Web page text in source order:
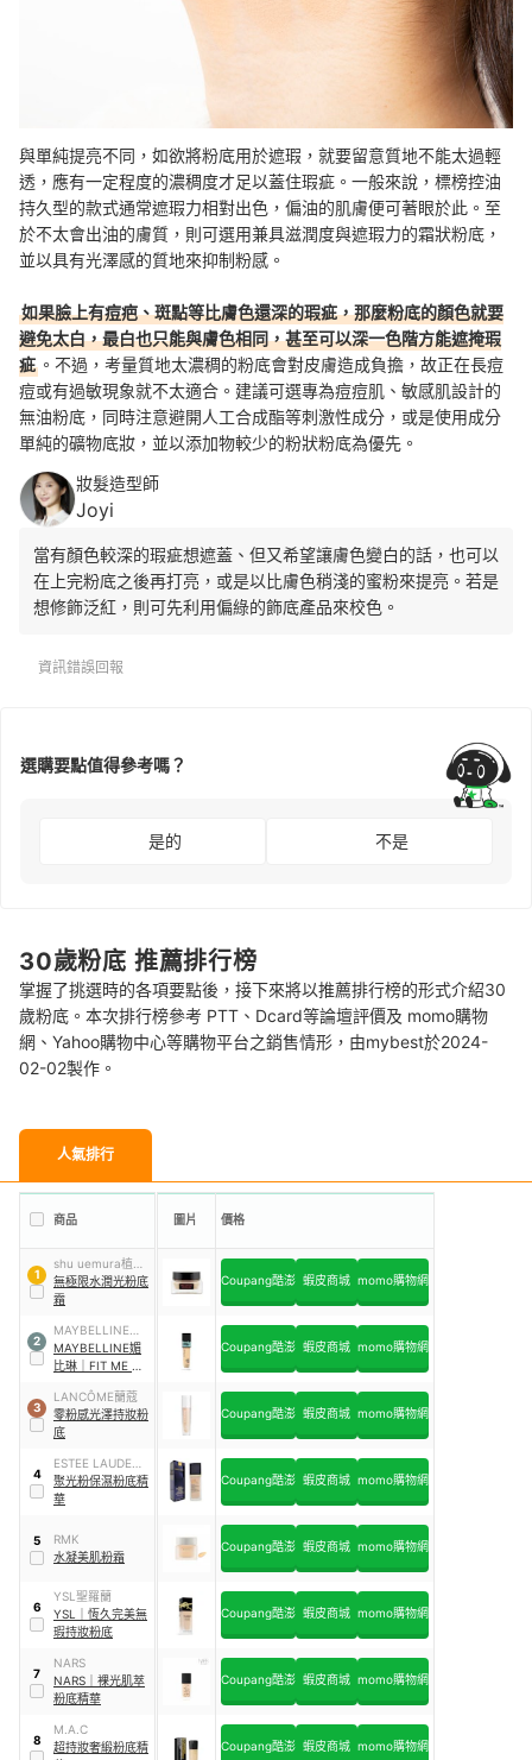
與單純提亮不同，如欲將粉底用於遮瑕，就要留意質地不能太過輕
透，應有一定程度的濃稠度才足以蓋住瑕疵。 一般來說，標榜控油
持久型的款式通常遮瑕力相對出色， 偏油的肌膚便可著眼於此。至
於不太會出油的膚質，則可選用兼具滋潤度與遮瑕力的霜狀粉底，
並以具有光澤感的質地來抑制粉感。
如果臉上有痘疤、斑點等比膚色還深的瑕疵，那麼粉底的顏色就要
避免太白，最白也只能與膚色相同，甚至可以深一色階方能遮掩瑕
疵 。不過，考量質地太濃稠的粉底會對皮膚造成負擔，故正在長痘
痘或有過敏現象就不太適合。建議可選專為痘痘肌、敏感肌設計的
無油粉底，同時注意避開人工合成酯等刺激性成分，或是使用成分
單純的礦物底妝，並以添加物較少的粉狀粉底為優先。
妝髮造型師
Joyi
當有顏色較深的瑕疵想遮蓋、但又希望讓膚色變白的話，也可以
在上完粉底之後再打亮，或是以比膚色稍淺的蜜粉來提亮。若是
想修飾泛紅，則可先利用偏綠的飾底產品來校色。
資訊錯誤回報
選購要點值得參考嗎？
是的 不是
30歲粉底 推薦排行榜
掌握了挑選時的各項要點後，接下來將以推薦排行榜的形式介紹30
歲粉底。本次排行榜參考 PTT、Dcard等論壇評價及 momo購物
網、Yahoo購物中心等購物平台之銷售情形，由mybest於2024-
02-02製作。
人氣排行
商品 圖片 價格
1
shu uemura植村
秀
無極限水潤光粉底
霜
Coupang酷澎 蝦皮商城 momo購物網
2
MAYBELLINE媚
比琳
MAYBELLINE媚
比琳
FIT ME 反
Coupang酷澎 蝦皮商城 momo購物網
3
LANCÔME蘭蔻
零粉感光澤持妝粉
底
Coupang酷澎 蝦皮商城 momo購物網
4
ESTEE LAUDER雅
詩蘭黛
聚光粉保濕粉底精
華
Coupang酷澎 蝦皮商城 momo購物網
5
RMK
水凝美肌粉霜
Coupang酷澎 蝦皮商城 momo購物網
6
YSL聖羅蘭
YSL
恆久完美無
瑕持妝粉底
Coupang酷澎 蝦皮商城 momo購物網
7
NARS
NARS
裸光肌萃
粉底精華
Coupang酷澎 蝦皮商城 momo購物網
8
M.A.C
超持妝奢緞粉底精
Coupang酷澎 蝦皮商城 momo購物網